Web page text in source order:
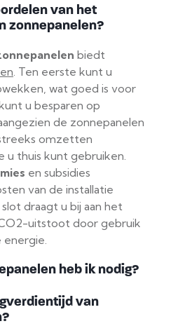
van het
zonnepanelen?
biedt
. Ten eerste kunt u
wat goed is voor
u besparen op
aangezien de zonnepanelen
omzetten
u thuis kunt gebruiken.
en subsidies
van de installatie
draagt u bij aan het
uitstoot door gebruik
heb ik nodig?
van